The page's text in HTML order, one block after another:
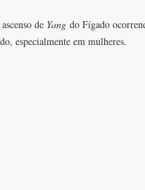
de Yang do Fígado
especialmente em mulheres.